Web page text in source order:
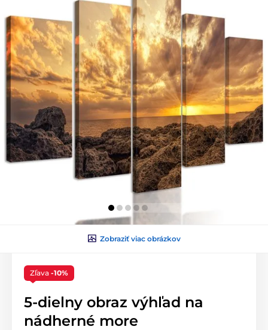
Zobraziť viac obrázkov
Zľava -10%
5-dielny obraz výhľad na
nádherné more